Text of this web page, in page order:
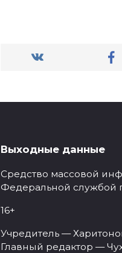
Выходные данные
Средство массовой
Федеральной службой
16+
Учредитель —
Главный редактор —